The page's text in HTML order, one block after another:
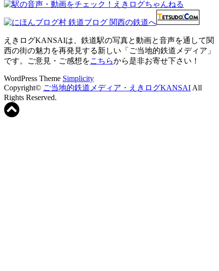
えきログKANSAIは、鉄道駅の写真と動画と音声を通して関
西の街の魅力を再発見する新しい「ご当地的鉄道メディア」
です。ご意見・ご感想をこちらから是非お寄せ下さい！
WordPress Theme Simplicity
Copyright© ご当地的鉄道メディア・えきログKANSAI All
Rights Reserved.